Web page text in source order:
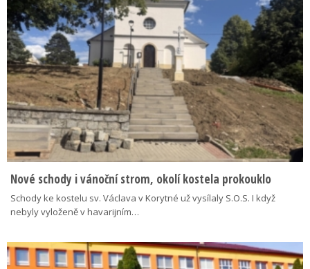
Nové schody i vánoční strom, okolí kostela prokouklo
Schody ke kostelu sv. Václava v Korytné už vysílaly S.O.S. I když
nebyly vyloženě v havarijním…